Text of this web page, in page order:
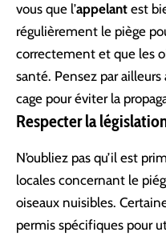
vous que l’appelant est
régulièrement le piège
correctement et que les
santé. Pensez par
cage pour éviter la
Respecter la
N’oubliez pas qu’il est
locales concernant le
oiseaux nuisibles.
permis spécifiques pour